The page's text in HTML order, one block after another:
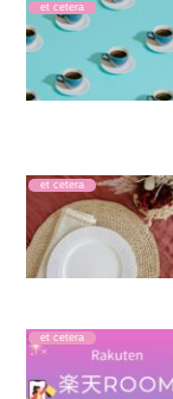
et cetera
et cetera
et cetera